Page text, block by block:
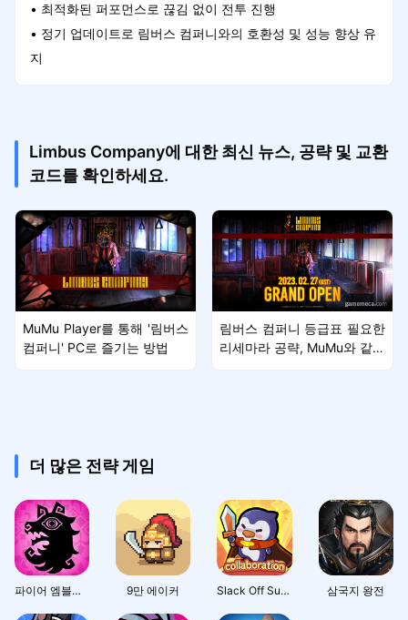
• 최적화된 퍼포먼스로 끊김 없이 전투 진행
• 정기 업데이트로 림버스 컴퍼니와의 호환성 및 성능 향상 유
지
Limbus Company에 대한 최신 뉴스, 공략 및 교환
코드를 확인하세요.
MuMu Player를 통해 '림버스
컴퍼니' PC로 즐기는 방법
림버스 컴퍼니 등급표 필요한
리세마라 공략, MuMu와 같이
더 많은 전략 게임
파이어 엠블렘 섀도즈 9만 에이커 Slack Off Survivor 삼국지 왕전